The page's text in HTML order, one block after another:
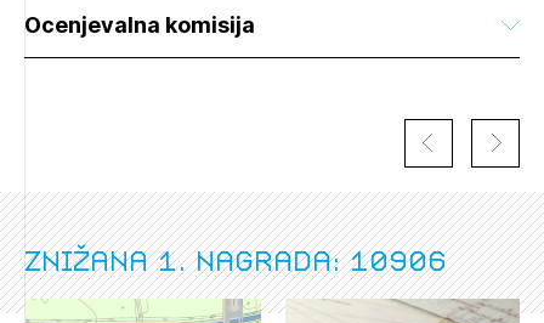
Ocenjevalna komisija
Znižana 1. nagrada: 10906